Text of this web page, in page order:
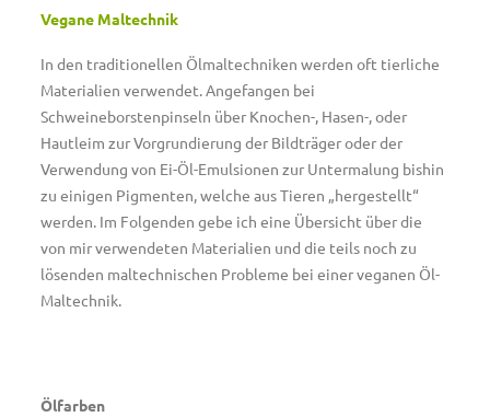
Vegane Maltechnik
In den traditionellen Ölmaltechniken werden oft tierliche
Materialien verwendet. Angefangen bei
Schweineborstenpinseln über Knochen-, Hasen-, oder
Hautleim zur Vorgrundierung der Bildträger oder der
Verwendung von Ei-Öl-Emulsionen zur Untermalung bishin
zu einigen Pigmenten, welche aus Tieren „hergestellt“
werden. Im Folgenden gebe ich eine Übersicht über die
von mir verwendeten Materialien und die teils noch zu
lösenden maltechnischen Probleme bei einer veganen Öl-
Maltechnik.
Ölfarben